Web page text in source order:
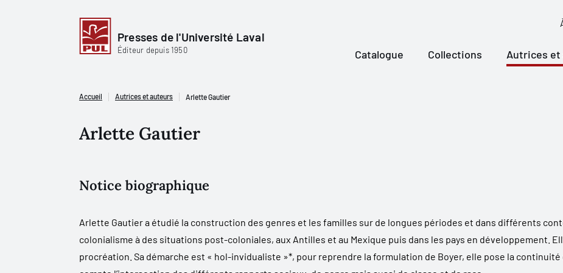
Presses de l'Université Laval
Éditeur depuis 1950 Catalogue Collections Autrices et
Accueil Autrices et auteurs Arlette Gautier
Arlette Gautier
Notice biographique
Arlette Gautier a étudié la construction des genres et les familles sur de longues périodes et dans différents
colonialisme à des situations post-coloniales, aux Antilles et au Mexique puis dans les pays en développement.
procréation. Sa démarche est « hol-invidualiste »*, pour reprendre la formulation de Boyer, elle pose la